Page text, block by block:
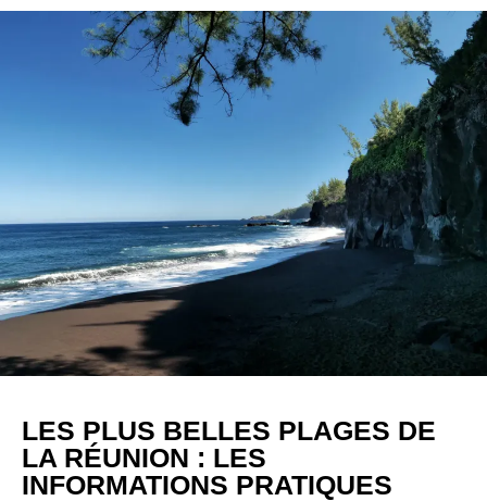
LES PLUS BELLES PLAGES DE
LA RÉUNION : LES
INFORMATIONS PRATIQUES